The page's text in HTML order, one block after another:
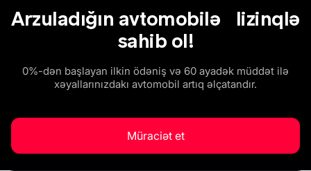
Arzuladığın avtomobilə lizinqlə
sahib ol!
0%-dən başlayan ilkin ödəniş və 60 ayadək müddət ilə
xəyallarınızdakı avtomobil artıq əlçatandır.
Müraciət et